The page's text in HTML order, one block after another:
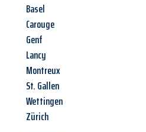
Basel
Carouge
Genf
Lancy
Montreux
St. Gallen
Wettingen
Zürich